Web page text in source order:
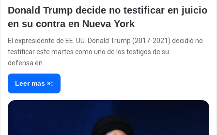
Donald Trump decide no testificar en juicio
en su contra en Nueva York
El expresidente de EE. UU. Donald Trump (2017-2021) decidió no
testificar este martes como uno de los testigos de su
defensa en…
Leer mas »: